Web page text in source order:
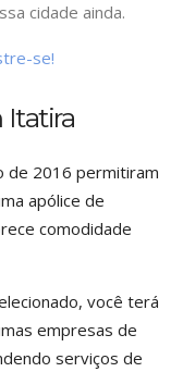
cidade ainda.
se!
Itatira
de 2016 permitiram
apólice de
comodidade
você terá
empresas de
serviços de